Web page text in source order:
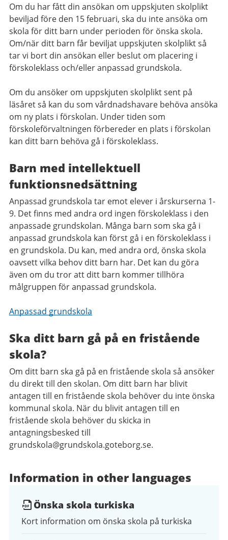
Om du har fått din ansökan om uppskjuten skolplikt
beviljad före den 15 februari, ska du inte ansöka om
skola för ditt barn under perioden för önska skola.
Om/när ditt barn får beviljat uppskjuten skolplikt så
tar vi bort din ansökan eller beslut om placering i
förskoleklass och/eller anpassad grundskola.
Om du ansöker om uppskjuten skolplikt sent på
läsåret så kan du som vårdnadshavare behöva ansöka
om ny plats i förskolan. Under tiden som
förskoleförvaltningen förbereder en plats i förskolan
kan ditt barn behöva gå i förskoleklass.
Barn med intellektuell
funktionsnedsättning
Anpassad grundskola tar emot elever i årskurserna 1-
9. Det finns med andra ord ingen förskoleklass i den
anpassade grundskolan. Många barn som ska gå i
anpassad grundskola kan först gå i en förskoleklass i
en grundskola. Du kan, med andra ord, önska skola
oavsett vilka behov ditt barn har. Det kan du göra
även om du tror att ditt barn kommer tillhöra
målgruppen för anpassad grundskola.
Anpassad grundskola
Ska ditt barn gå på en fristående
skola?
Om ditt barn ska gå på en fristående skola så ansöker
du direkt till den skolan. Om ditt barn har blivit
antagen till en fristående skola behöver du inte önska
kommunal skola. När du blivit antagen till en
fristående skola behöver du skicka in
antagningsbesked till
grundskola@grundskola.goteborg.se.
Information in other languages
Önska skola turkiska
Kort information om önska skola på turkiska